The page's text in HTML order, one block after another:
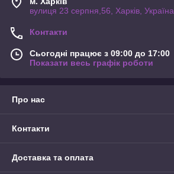
вулиця 23 серпня,56, Харків, Україна
Контакти
Сьогодні працює з 09:00 до 17:00
Показати весь графік роботи
Про нас
Контакти
Доставка та оплата